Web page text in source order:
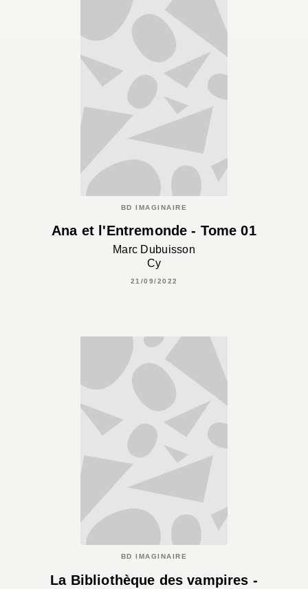
BD IMAGINAIRE
Ana et l'Entremonde - Tome 01
Marc Dubuisson
Cy
21/09/2022
BD IMAGINAIRE
La Bibliothèque des vampires -